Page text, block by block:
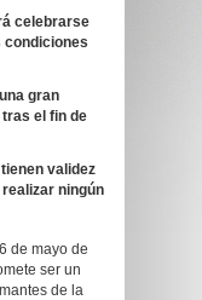
celebrarse
condiciones
gran
el fin de
validez
ningún
de mayo de
ser un
de la